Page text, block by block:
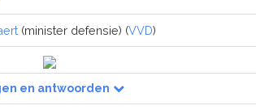
(minister defensie) (VVD)
en antwoorden